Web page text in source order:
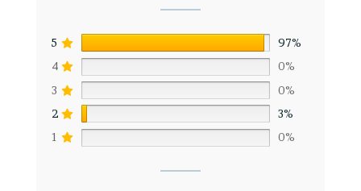
5
97%
4
0%
3
0%
2
3%
1
0%